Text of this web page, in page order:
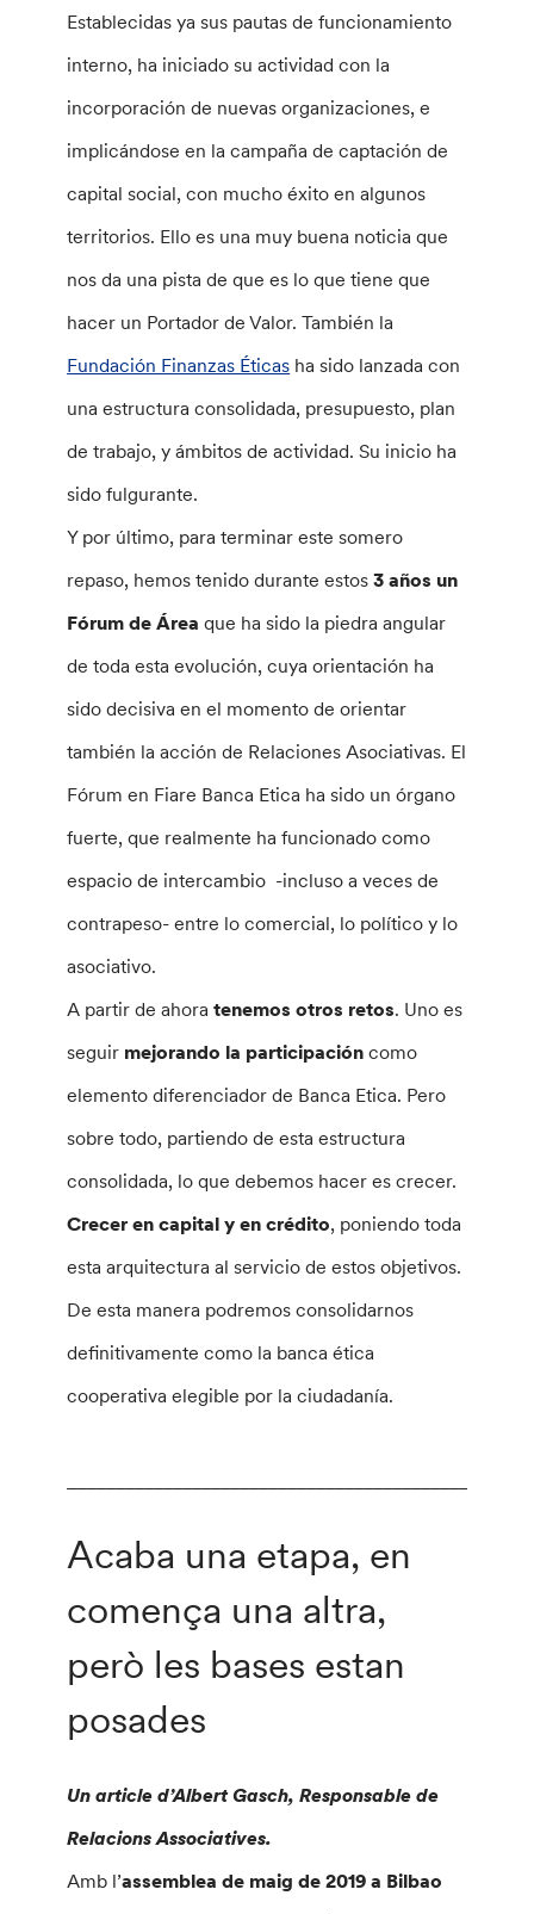
Establecidas ya sus pautas de funcionamiento
interno, ha iniciado su actividad con la
incorporación de nuevas organizaciones, e
implicándose en la campaña de captación de
capital social, con mucho éxito en algunos
territorios. Ello es una muy buena noticia que
nos da una pista de que es lo que tiene que
hacer un Portador de Valor. También la
Fundación Finanzas Éticas ha sido lanzada con
una estructura consolidada, presupuesto, plan
de trabajo, y ámbitos de actividad. Su inicio ha
sido fulgurante.
Y por último, para terminar este somero
repaso, hemos tenido durante estos3 años un
Fórum de Área que ha sido la piedra angular
de toda esta evolución, cuya orientación ha
sido decisiva en el momento de orientar
también la acción de Relaciones Asociativas. El
Fórum en Fiare Banca Etica ha sido un órgano
fuerte, que realmente ha funcionado como
espacio de intercambio -incluso a veces de
contrapeso- entre lo comercial, lo político y lo
asociativo.
A partir de ahoratenemos otros retos. Uno es
seguir mejorando la participación como
elemento diferenciador de Banca Etica. Pero
sobre todo, partiendo de esta estructura
consolidada, lo que debemos hacer es crecer.
Crecer en capital y en crédito, poniendo toda
esta arquitectura al servicio de estos objetivos.
De esta manera podremos consolidarnos
definitivamente como la banca ética
cooperativa elegible por la ciudadanía.
Acaba una etapa, en
comença una altra,
però les bases estan
posades
Un article d’Albert Gasch, Responsable de
Relacions Associatives.
Amb l’assemblea de maig de 2019 a Bilbao